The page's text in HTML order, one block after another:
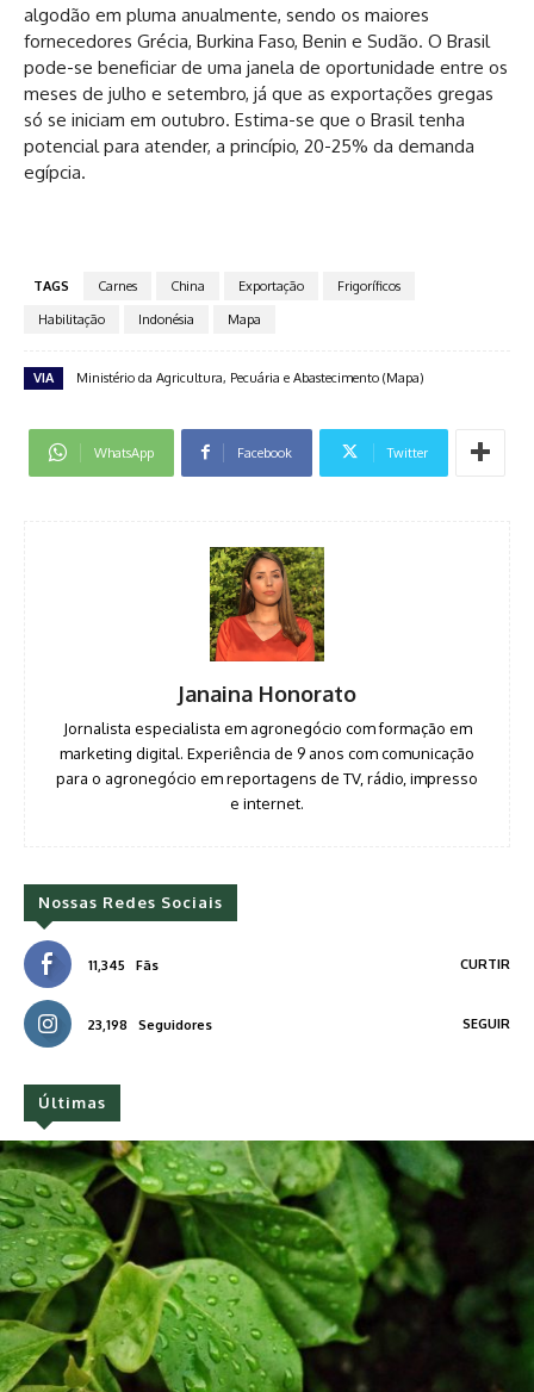
algodão em pluma anualmente, sendo os maiores
fornecedores Grécia, Burkina Faso, Benin e Sudão. O Brasil
pode-se beneficiar de uma janela de oportunidade entre os
meses de julho e setembro, já que as exportações gregas
só se iniciam em outubro. Estima-se que o Brasil tenha
potencial para atender, a princípio, 20-25% da demanda
egípcia.
TAGS Carnes China Exportação
Frigoríficos
Habilitação
Indonésia Mapa
VIA Ministério da Agricultura, Pecuária e Abastecimento (Mapa)
WhatsApp Facebook Twitter
Janaina Honorato
Jornalista especialista em agronegócio com formação em
marketing digital. Experiência de 9 anos com comunicação
para o agronegócio em reportagens de TV, rádio, impresso
e internet.
Nossas Redes Sociais
11,345 Fãs CURTIR
23,198 Seguidores SEGUIR
Últimas